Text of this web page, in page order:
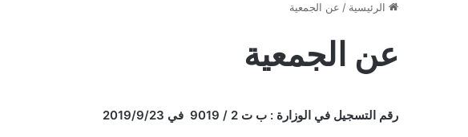
الرئيسية / عن الجمعية
عن الجمعية
رقم التسجيل في الوزارة : ب ت 2 / 9019 في 2019/9/23